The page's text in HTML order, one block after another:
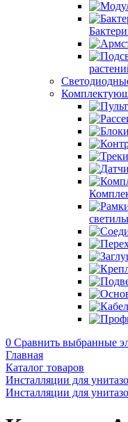
0 Сравнить выбранные
Главная
Каталог товаров
Инсталляции для
Инсталляции для